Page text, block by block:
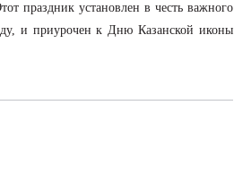
праздник установлен в честь важного
и приурочен к Дню Казанской иконы